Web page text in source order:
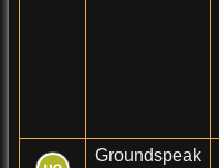
Groundspeak